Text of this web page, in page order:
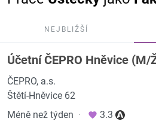
NEJBLIŽŠÍ
Účetní ČEPRO Hněvice (M/
ČEPRO, a.s.
Štětí-Hněvice 62
Méně než týden · 3.3